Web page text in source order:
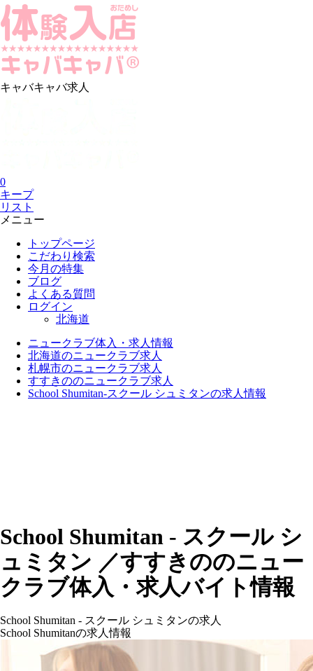
キャバキャバ求人
0
キープ
リスト
メニュー
トップページ
こだわり検索
今月の特集
ブログ
よくある質問
ログイン
北海道
ニュークラブ体入・求人情報
北海道のニュークラブ求人
札幌市のニュークラブ求人
すすきののニュークラブ求人
School Shumitan-スクール シュミタンの求人情報
School Shumitan - スクール シ
ュミタン ／すすきののニュー
クラブ体入・求人バイト情報
School Shumitan - スクール シュミタンの求人
School Shumitanの求人情報